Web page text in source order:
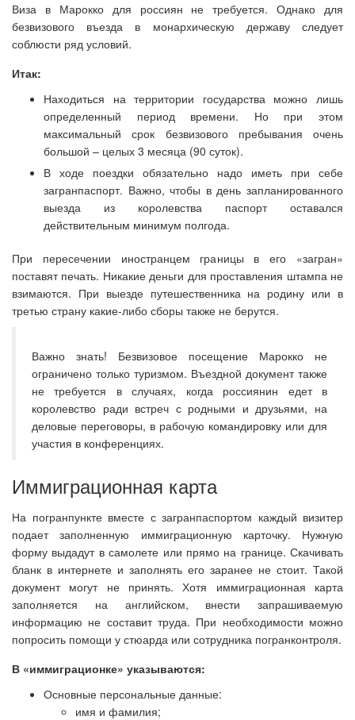
Виза в Марокко для россиян не требуется. Однако для
безвизового въезда в монархическую державу следует
соблюсти ряд условий.
Итак:
Находиться на территории государства можно лишь
определенный период времени. Но при этом
максимальный срок безвизового пребывания очень
большой – целых 3 месяца (90 суток).
В ходе поездки обязательно надо иметь при себе
загранпаспорт. Важно, чтобы в день запланированного
выезда из королевства паспорт оставался
действительным минимум полгода.
При пересечении иностранцем границы в его «загран»
поставят печать. Никакие деньги для проставления штампа не
взимаются. При выезде путешественника на родину или в
третью страну какие-либо сборы также не берутся.
Важно знать! Безвизовое посещение Марокко не
ограничено только туризмом. Въездной документ также
не требуется в случаях, когда россиянин едет в
королевство ради встреч с родными и друзьями, на
деловые переговоры, в рабочую командировку или для
участия в конференциях.
Иммиграционная карта
На погранпункте вместе с загранпаспортом каждый визитер
подает заполненную иммиграционную карточку. Нужную
форму выдадут в самолете или прямо на границе. Скачивать
бланк в интернете и заполнять его заранее не стоит. Такой
документ могут не принять. Хотя иммиграционная карта
заполняется на английском, внести запрашиваемую
информацию не составит труда. При необходимости можно
попросить помощи у стюарда или сотрудника погранконтроля.
В «иммиграционке» указываются:
Основные персональные данные:
имя и фамилия;